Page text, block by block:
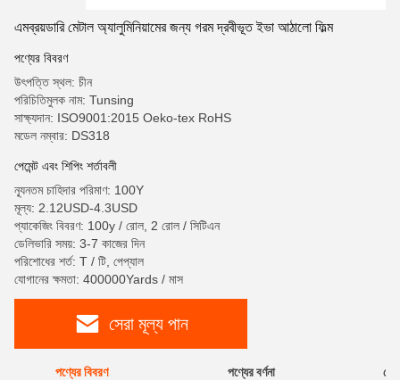
এমব্রয়ডারি মেটাল অ্যালুমিনিয়ামের জন্য গরম দ্রবীভূত ইভা আঠালো ফিল্ম
পণ্যের বিবরণ
উৎপত্তি স্থল: চীন
পরিচিতিমুলক নাম: Tunsing
সাক্ষ্যদান: ISO9001:2015 Oeko-tex RoHS
মডেল নম্বার: DS318
পেমেন্ট এবং শিপিং শর্তাবলী
ন্যূনতম চাহিদার পরিমাণ: 100Y
মূল্য: 2.12USD-4.3USD
প্যাকেজিং বিবরণ: 100y / রোল, 2 রোল / সিটিএন
ডেলিভারি সময়: 3-7 কাজের দিন
পরিশোধের শর্ত: T / টি, পেপ্যাল
যোগানের ক্ষমতা: 400000Yards / মাস
সেরা মূল্য পান
পণ্যের বিবরণ পণ্যের বর্ণনা